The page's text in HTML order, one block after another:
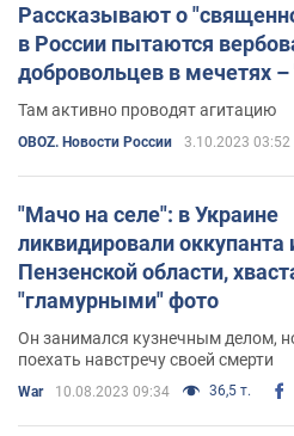
Рассказывают о
в России пытаются
добровольцев в мечетях
Там активно проводят агитацию
OBOZ. Новости России 3.10.2023 03:52
"Мачо на селе": в Украине
ликвидировали оккупанта
Пензенской области,
"гламурными" фото
Он занимался кузнечным делом,
поехать навстречу своей смерти
War 10.08.2023 09:34 36,5 т.